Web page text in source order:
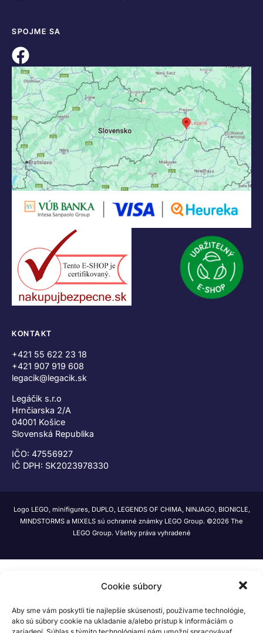
Cookie súbory
Aby sme vám poskytli tie najlepšie skúsenosti, používame technológie,
ako sú súbory cookie na ukladanie a/alebo prístup k informáciám o
SPOJME SA
KONTAKT
+421 55 622 23 18
+421 907 919 608
legacik@legacik.sk
Legáčik s.r.o
Hrnčiarska 2/A
04001 Košice
Slovenská Republika
IČO: 47556927
IČ DPH: SK2023978330
Logo LEGO, minifigures, DUPLO, LEGENDS OF CHIMA, NINJAGO, BIONICLE,
MINDSTORMS a MIXELS sú ochranné známky LEGO Group. ©2026 The
LEGO Group. Všetky práva vyhradené